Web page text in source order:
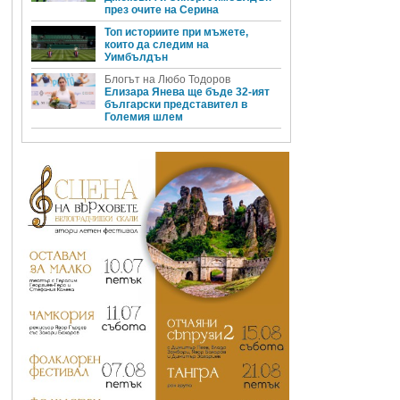
през очите на Серина
Топ историите при мъжете,
които да следим на
Уимбълдън
Блогът на Любо Тодоров
Елизара Янева ще бъде 32-ият
български представител в
Големия шлем